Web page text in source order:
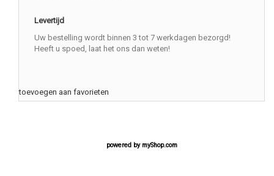
Levertijd
Uw bestelling wordt binnen 3 tot 7 werkdagen bezorgd!
Heeft u spoed, laat het ons dan weten!
toevoegen aan favorieten
powered by myShop.com